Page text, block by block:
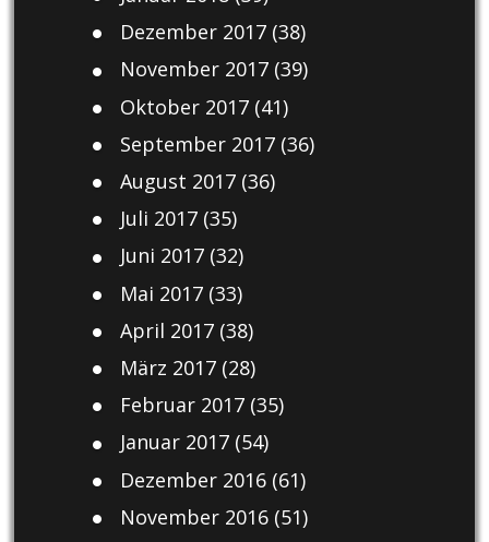
Dezember 2017(38)
November 2017(39)
Oktober 2017(41)
September 2017(36)
August 2017(36)
Juli 2017(35)
Juni 2017(32)
Mai 2017(33)
April 2017(38)
März 2017(28)
Februar 2017(35)
Januar 2017(54)
Dezember 2016(61)
November 2016(51)